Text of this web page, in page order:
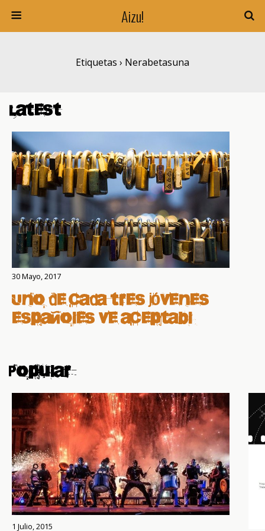
Aizu!
Etiquetas › Nerabetasuna
Latest
30 Mayo, 2017
Uno de cada tres jóvenes
españoles ve aceptable
Popular
1 Julio, 2015